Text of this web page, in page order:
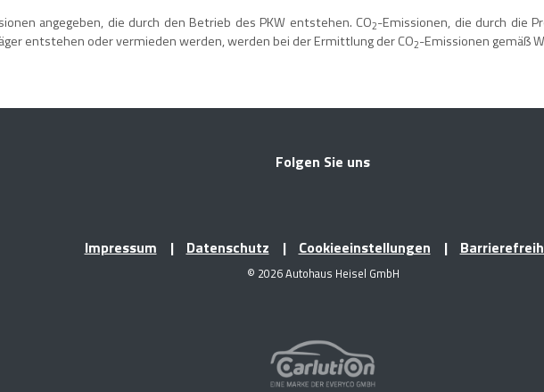
angegeben, die durch den Betrieb des PKW entstehen. CO2-Emissionen, die durch die
entstehen oder vermieden werden, werden bei der Ermittlung der CO2-Emissionen gemäß
Folgen Sie uns
Impressum Datenschutz Cookieeinstellungen
© 2026 Autohaus Heisel GmbH